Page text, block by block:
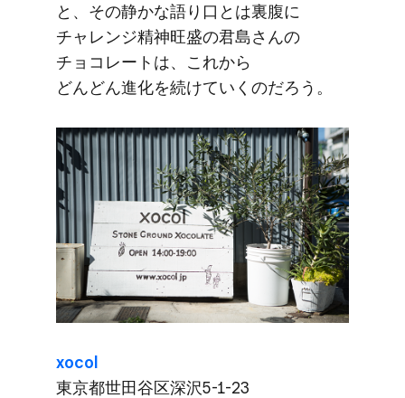
と、​その​静かな​語り口とは​裏腹に​
チャレンジ精神旺盛の​君島さんの​
チョコレートは、​これから​
どんどん進化を​続けていくのだろう。
xocol
東京都世田谷区深沢5-1-23